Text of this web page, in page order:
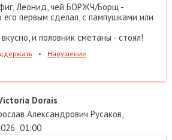
Леонид, чей БОРЖЧ/Борщ -
его первым сделал, с пампушками или
и половник сметаны - стоял!
• Нарушение
Dorais
Александрович Русаков
01:00